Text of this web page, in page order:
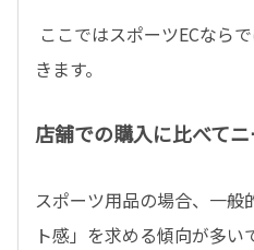
ここではスポーツECなら
きます。
店舗での購入に比べて
スポーツ用品の場合、一般
ト感」を求める傾向が多